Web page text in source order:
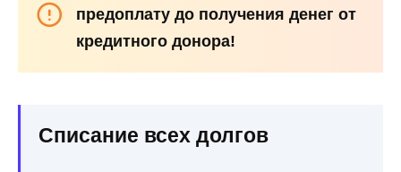
предоплату до получения денег от
кредитного донора!
Списание всех долгов